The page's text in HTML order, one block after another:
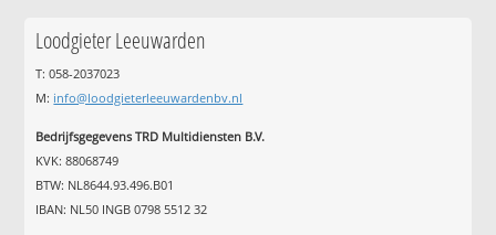
Loodgieter Leeuwarden
T: 058-2037023
M: info@loodgieterleeuwardenbv.nl
Bedrijfsgegevens TRD Multidiensten B.V.
KVK: 88068749
BTW: NL8644.93.496.B01
IBAN: NL50 INGB 0798 5512 32